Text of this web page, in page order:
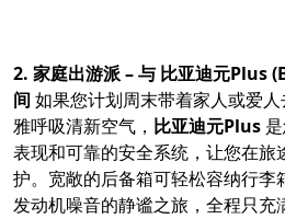
2. 家庭出游派 – 与 比亚迪元Plus
间如果您计划周末带着家人或爱
雅呼吸清新空气， 比亚迪元Plus
表现和可靠的安全系统，让您在旅
护。宽敞的后备箱可轻松容纳行李
发动机噪音的静谧之旅，全程只充